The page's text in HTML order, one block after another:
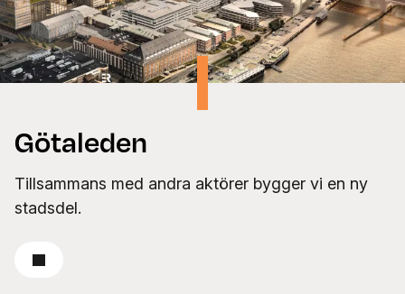
Götaleden
Tillsammans med andra aktörer bygger vi en ny
stadsdel.
Läs mer